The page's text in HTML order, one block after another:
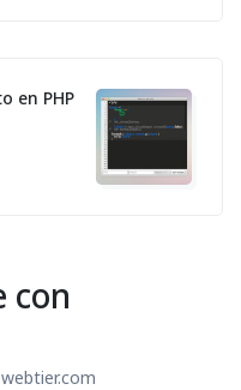
en PHP
con